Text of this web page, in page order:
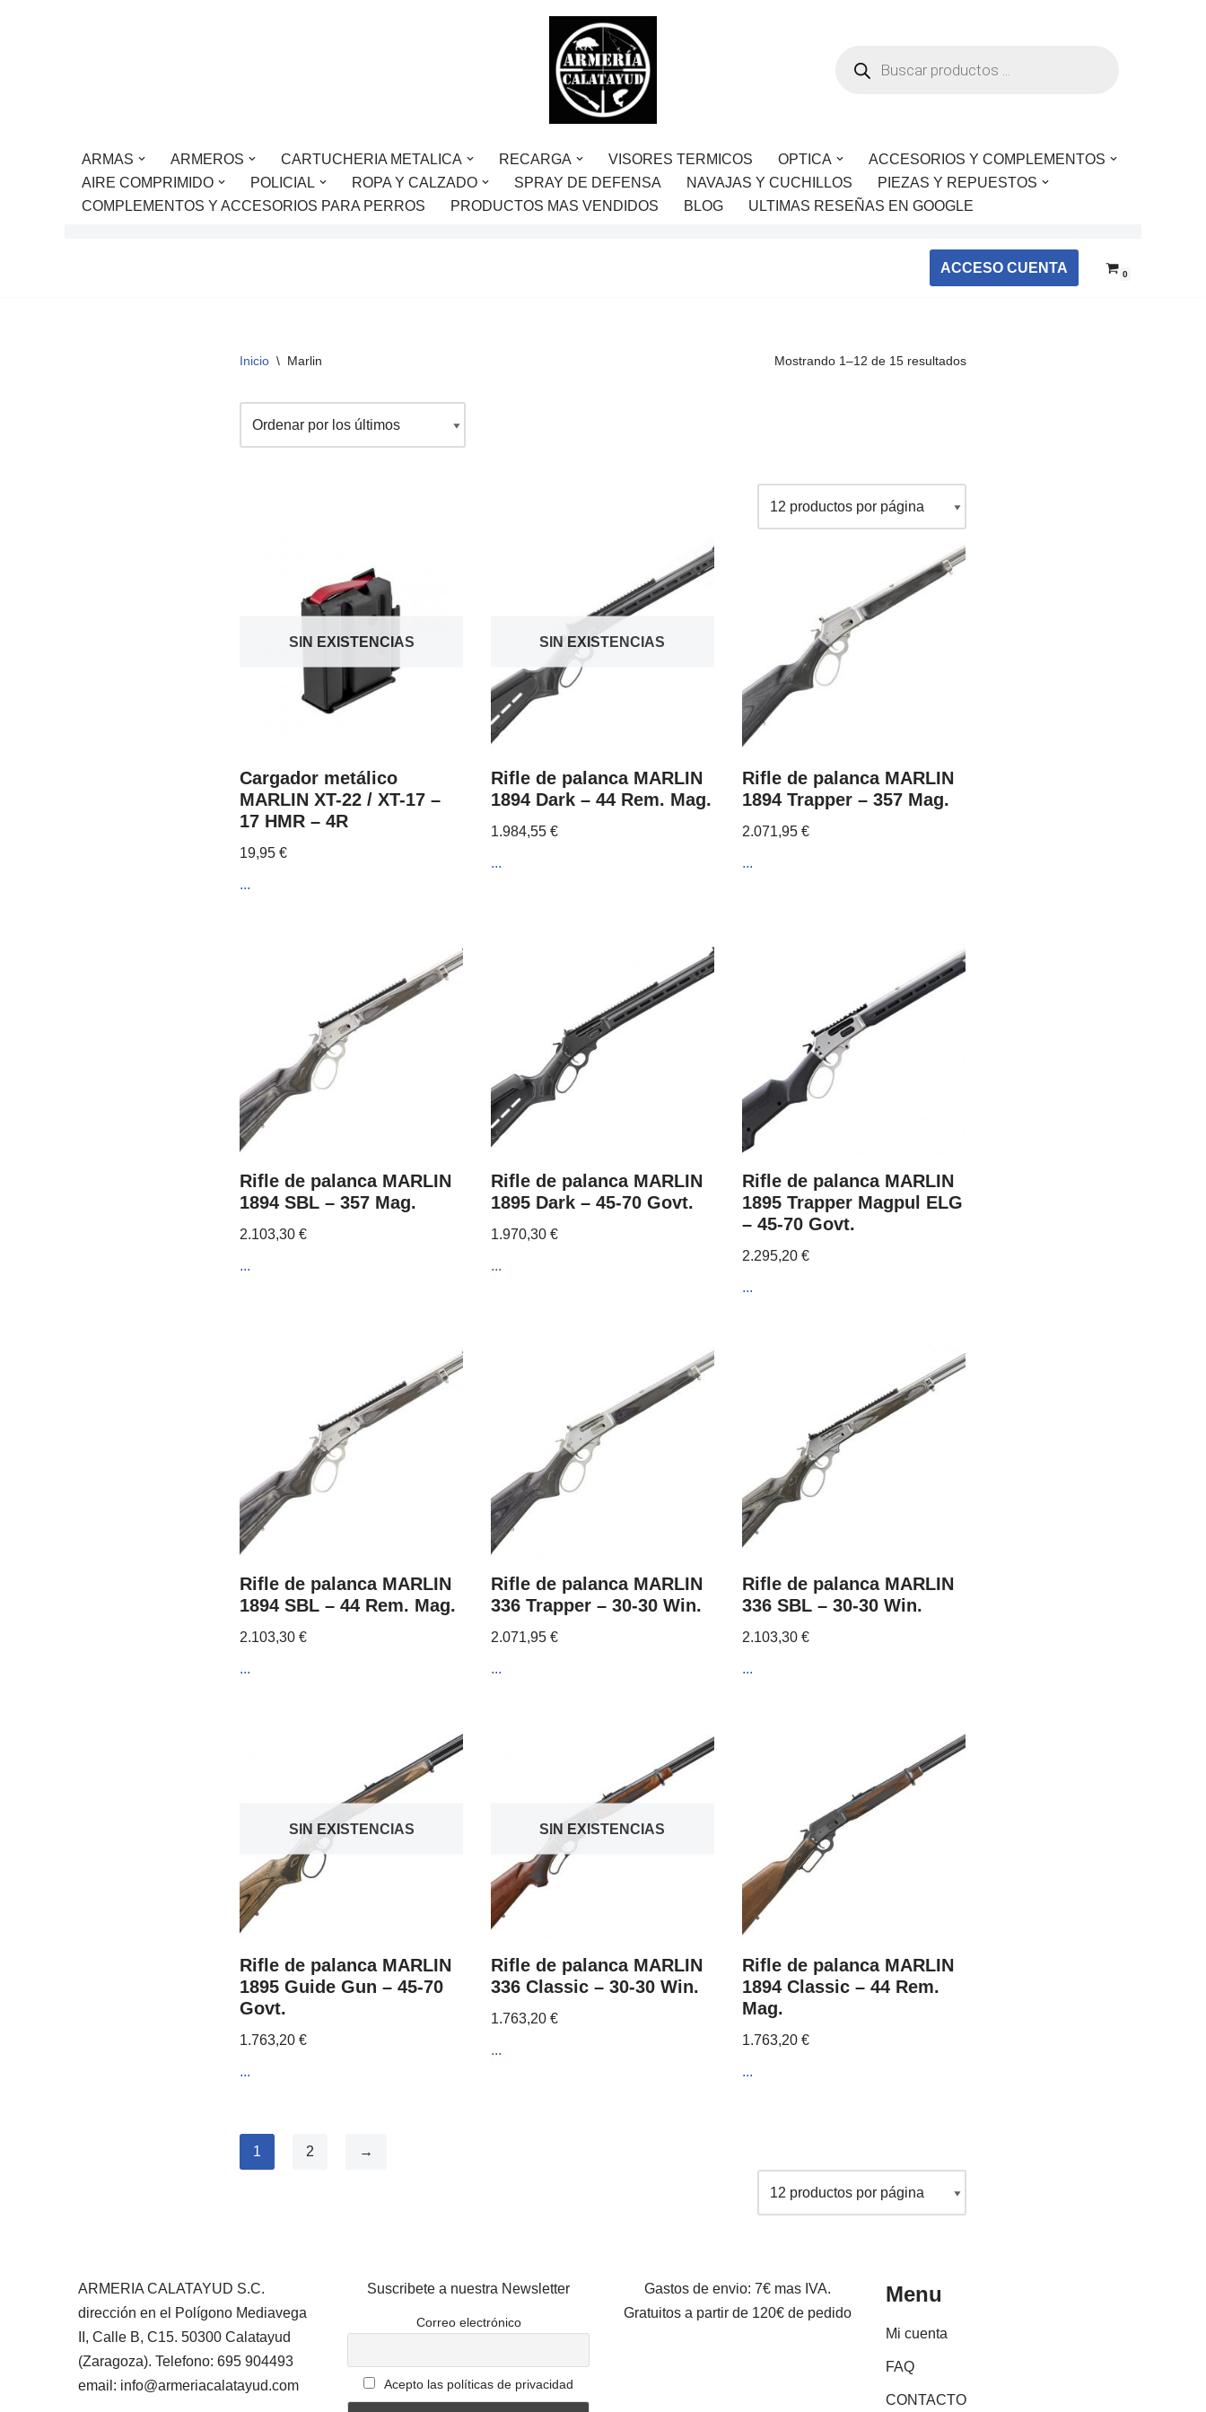
ARMAS ARMEROS CARTUCHERIA METALICA RECARGA VISORES TERMICOS OPTICA
ACCESORIOS Y COMPLEMENTOS
AIRE COMPRIMIDO
POLICIAL ROPA Y CALZADO SPRAY DE DEFENSA NAVAJAS Y CUCHILLOS
PIEZAS Y REPUESTOS
COMPLEMENTOS Y ACCESORIOS PARA PERROS
PRODUCTOS MAS VENDIDOS BLOG ULTIMAS RESEÑAS EN GOOGLE
ACCESO CUENTA 0
Inicio \ Marlin Mostrando 1–12 de 15 resultados
SIN EXISTENCIAS
Cargador metálico
MARLIN XT-22 / XT-17 –
17 HMR – 4R
19,95 €
...
SIN EXISTENCIAS
Rifle de palanca MARLIN
1894 Dark – 44 Rem. Mag.
1.984,55 €
...
Rifle de palanca MARLIN
1894 Trapper – 357 Mag.
2.071,95 €
...
Rifle de palanca MARLIN
1894 SBL – 357 Mag.
2.103,30 €
...
Rifle de palanca MARLIN
1895 Dark – 45-70 Govt.
1.970,30 €
...
Rifle de palanca MARLIN
1895 Trapper Magpul ELG
– 45-70 Govt.
2.295,20 €
...
Rifle de palanca MARLIN
1894 SBL – 44 Rem. Mag.
2.103,30 €
...
Rifle de palanca MARLIN
336 Trapper – 30-30 Win.
2.071,95 €
...
Rifle de palanca MARLIN
336 SBL – 30-30 Win.
2.103,30 €
...
SIN EXISTENCIAS
Rifle de palanca MARLIN
1895 Guide Gun – 45-70
Govt.
1.763,20 €
...
SIN EXISTENCIAS
Rifle de palanca MARLIN
336 Classic – 30-30 Win.
1.763,20 €
...
Rifle de palanca MARLIN
1894 Classic – 44 Rem.
Mag.
1.763,20 €
...
1 2 →
ARMERIA CALATAYUD S.C.
dirección en el Polígono Mediavega
II, Calle B, C15. 50300 Calatayud
(Zaragoza). Telefono: 695 904493
email: info@armeriacalatayud.com
Suscribete a nuestra Newsletter
Correo electrónico
Acepto las políticas de privacidad
Gastos de envio: 7€ mas IVA.
Gratuitos a partir de 120€ de pedido
Menu
Mi cuenta
FAQ
CONTACTO